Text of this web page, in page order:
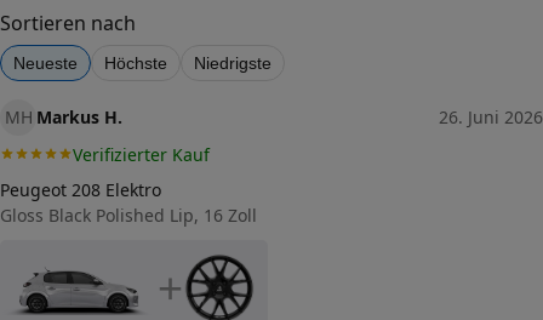
Lochkreis (Anzahl der Löcher)
Lochkreis-Durchmesser (in mm)
Mittenloch-Durchmesser (in
Traglast (in kg)
Gewicht (in kg)
Sortieren nach
Neueste Höchste Niedrigste
MH Markus H.
26. Juni 2026
Verifizierter Kauf
Peugeot 208 Elektro
Gloss Black Polished Lip, 16 Zoll
+